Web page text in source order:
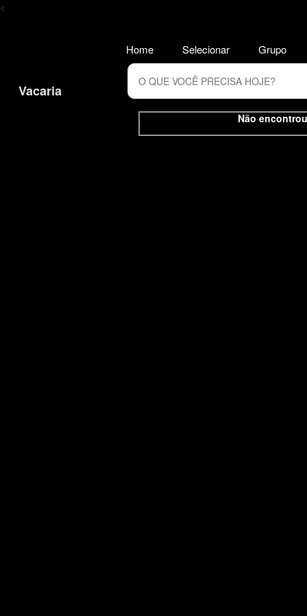
<
Vacaria
Não
Home Selecionar Grupo